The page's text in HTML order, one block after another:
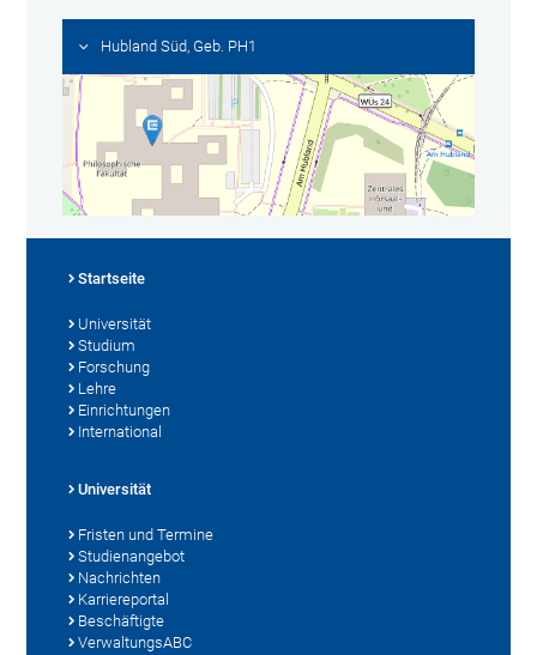
Hubland Süd, Geb. PH1
Startseite
Universität
Studium
Forschung
Lehre
Einrichtungen
International
Universität
Fristen und Termine
Studienangebot
Nachrichten
Karriereportal
Beschäftigte
VerwaltungsABC